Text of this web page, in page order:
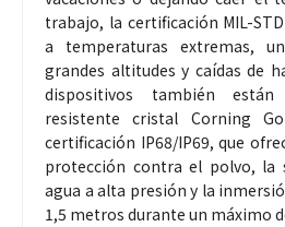
trabajo, la certificación MIL-
a temperaturas extremas,
grandes altitudes y caídas de
dispositivos también
resistente cristal Corning
certificación IP68/IP69, que
protección contra el polvo, la
agua a alta presión y la
1,5 metros durante un máximo